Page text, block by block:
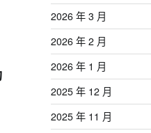
2026 年 3 月
2026 年 2 月
2026 年 1 月
2025 年 12 月
2025 年 11 月